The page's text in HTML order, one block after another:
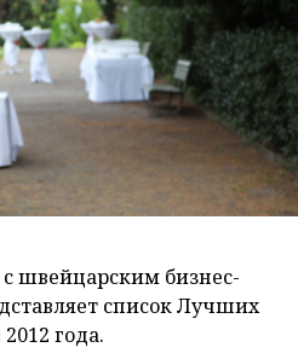
с швейцарским бизнес-
список Лучших
года.